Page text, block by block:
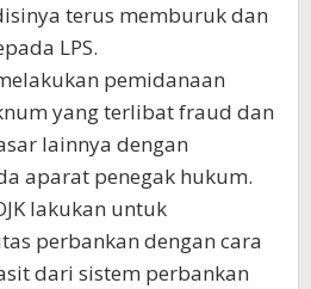
terus memburuk dan
LPS.
pemidanaan
yang terlibat fraud dan
lainnya dengan
aparat penegak hukum.
lakukan untuk
perbankan dengan cara
dari sistem perbankan